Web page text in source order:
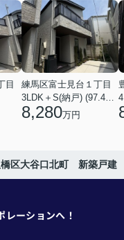
目
練馬区富士見台１丁目
3LDK＋S(納戸) (97.46㎡)
8,280万円
区大谷口北町 新築戸建
ーションへ！